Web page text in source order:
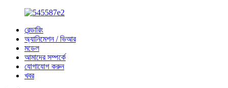
রেন্ডারিং
অ্যানিমেশন / ভিআর
মডেল
আমাদের সম্পর্কে
যোগাযোগ করুন
খবর